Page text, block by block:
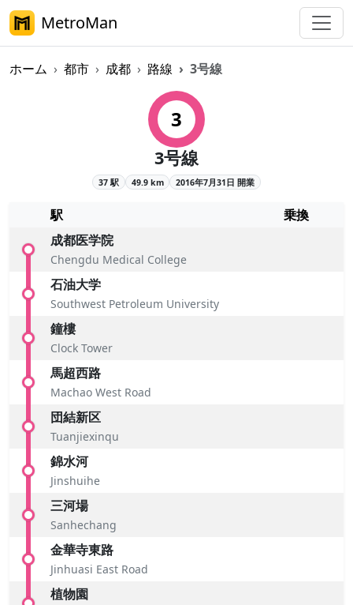
MetroMan
ホーム 都市 成都 路線 3号線
成都メトロ3号線概要
3
3号線
37 駅 49.9 km 2016年7月31日 開業
駅
乗換
成都医学院
Chengdu Medical College
石油大学
Southwest Petroleum University
鐘樓
Clock Tower
馬超西路
Machao West Road
団結新区
Tuanjiexinqu
錦水河
Jinshuihe
三河場
Sanhechang
金華寺東路
Jinhuasi East Road
植物園